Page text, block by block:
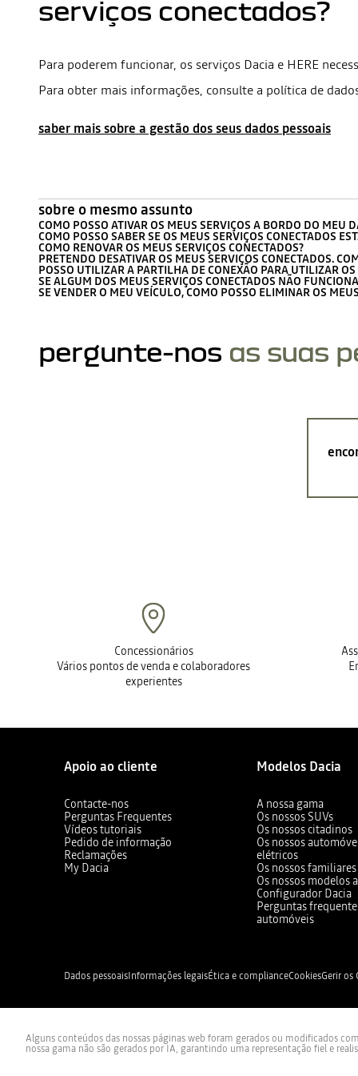
serviços conectados?
Para poderem funcionar, os serviços Dacia e HERE
Para obter mais informações, consulte a política de
saber mais sobre a gestão dos seus dados pessoais
sobre o mesmo assunto
COMO POSSO ATIVAR OS MEUS SERVIÇOS A BORDO DO MEU
COMO POSSO SABER SE OS MEUS SERVIÇOS CONECTADOS
COMO RENOVAR OS MEUS SERVIÇOS CONECTADOS?
PRETENDO DESATIVAR OS MEUS SERVIÇOS CONECTADOS.
POSSO UTILIZAR A PARTILHA DE CONEXÃO PARA UTILIZAR
SE ALGUM DOS MEUS SERVIÇOS CONECTADOS NÃO
SE VENDER O MEU VEÍCULO, COMO POSSO ELIMINAR OS
pergunte-nos as suas
Concessionários
Vários pontos de venda e colaboradores
experientes
Apoio ao cliente
Contacte-nos
Perguntas Frequentes
Vídeos tutoriais
Pedido de informação
Reclamações
My Dacia
Modelos Dacia
A nossa gama
Os nossos SUVs
Os nossos citadinos
Os nossos
elétricos
Os nossos familiares
Os nossos modelos
Configurador Dacia
Perguntas
automóveis
Dados pessoaisInformações legaisÉtica e complianceCookiesGerir os
Alguns conteúdos das nossas páginas web foram gerados ou modificados
nossa gama não são gerados por IA, garantindo uma representação fiel e